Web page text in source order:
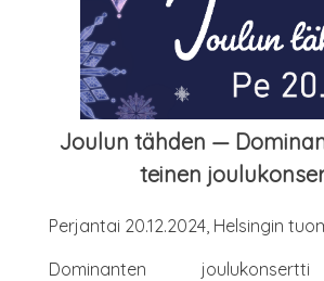
Jou­lun täh­den —
tei­nen
Per­jan­tai 20.12.2024, Hel­sin­gin
Domi­nan­ten